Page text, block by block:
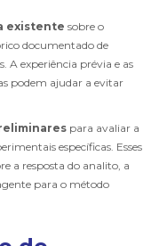
existente sobre o
documentado de
A experiência prévia e as
podem ajudar a evitar
para avaliar a
específicas. Esses
a resposta do analito, a
para o método